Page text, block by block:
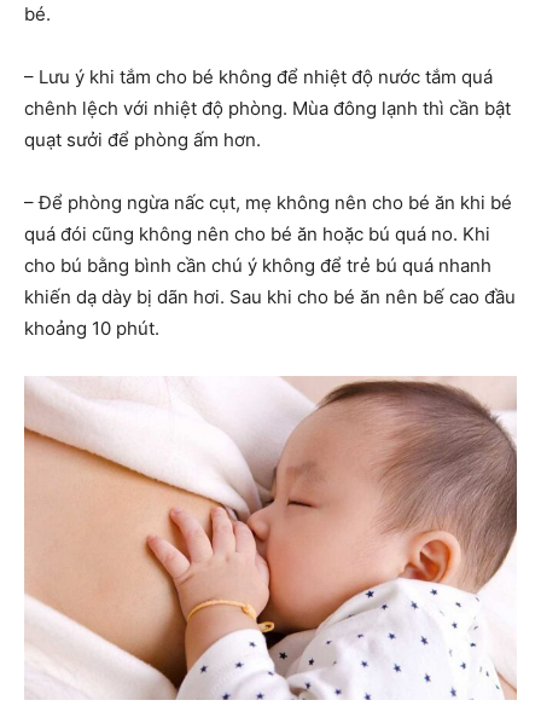
bé.
– Lưu ý khi tắm cho bé không để nhiệt độ nước tắm quá
chênh lệch với nhiệt độ phòng. Mùa đông lạnh thì cần bật
quạt sưởi để phòng ấm hơn.
– Để phòng ngừa nấc cụt, mẹ không nên cho bé ăn khi bé
quá đói cũng không nên cho bé ăn hoặc bú quá no. Khi
cho bú bằng bình cần chú ý không để trẻ bú quá nhanh
khiến dạ dày bị dãn hơi. Sau khi cho bé ăn nên bế cao đầu
khoảng 10 phút.